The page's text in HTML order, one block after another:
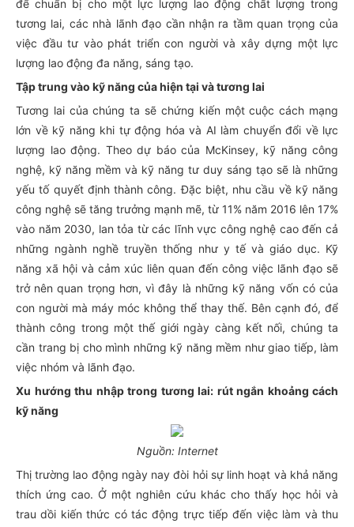
để chuẩn bị cho một lực lượng lao động chất lượng trong
tương lai, các nhà lãnh đạo cần nhận ra tầm quan trọng của
việc đầu tư vào phát triển con người và xây dựng một lực
lượng lao động đa năng, sáng tạo.
Tập trung vào kỹ năng của hiện tại và tương lai
Tương lai của chúng ta sẽ chứng kiến một cuộc cách mạng
lớn về kỹ năng khi tự động hóa và AI làm chuyển đổi về lực
lượng lao động. Theo dự báo của McKinsey, kỹ năng công
nghệ, kỹ năng mềm và kỹ năng tư duy sáng tạo sẽ là những
yếu tố quyết định thành công. Đặc biệt, nhu cầu về kỹ năng
công nghệ sẽ tăng trưởng mạnh mẽ, từ 11% năm 2016 lên 17%
vào năm 2030, lan tỏa từ các lĩnh vực công nghệ cao đến cả
những ngành nghề truyền thống như y tế và giáo dục. Kỹ
năng xã hội và cảm xúc liên quan đến công việc lãnh đạo sẽ
trở nên quan trọng hơn, vì đây là những kỹ năng vốn có của
con người mà máy móc không thể thay thế. Bên cạnh đó, để
thành công trong một thế giới ngày càng kết nối, chúng ta
cần trang bị cho mình những kỹ năng mềm như giao tiếp, làm
việc nhóm và lãnh đạo.
Xu hướng thu nhập trong tương lai: rút ngắn khoảng cách
kỹ năng
Nguồn: Internet
Thị trường lao động ngày nay đòi hỏi sự linh hoạt và khả năng
thích ứng cao. Ở một nghiên cứu khác cho thấy học hỏi và
trau dồi kiến thức có tác động trực tiếp đến việc làm và thu